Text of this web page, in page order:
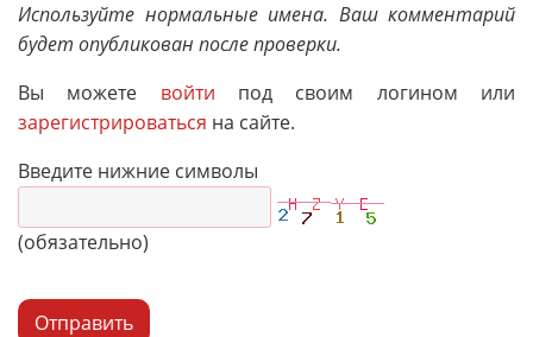
Используйте нормальные имена. Ваш комментарий
будет опубликован после проверки.
Вы можете войти под своим логином или
зарегистрироваться на сайте.
Введите нижние символы
(обязательно)
Отправить